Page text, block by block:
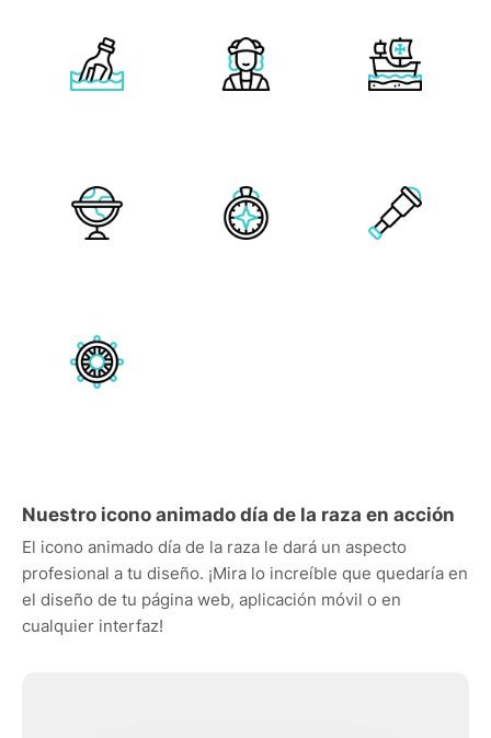
Nuestro icono animado día de la raza en acción
El icono animado día de la raza le dará un aspecto
profesional a tu diseño. ¡Mira lo increíble que quedaría en
el diseño de tu página web, aplicación móvil o en
cualquier interfaz!